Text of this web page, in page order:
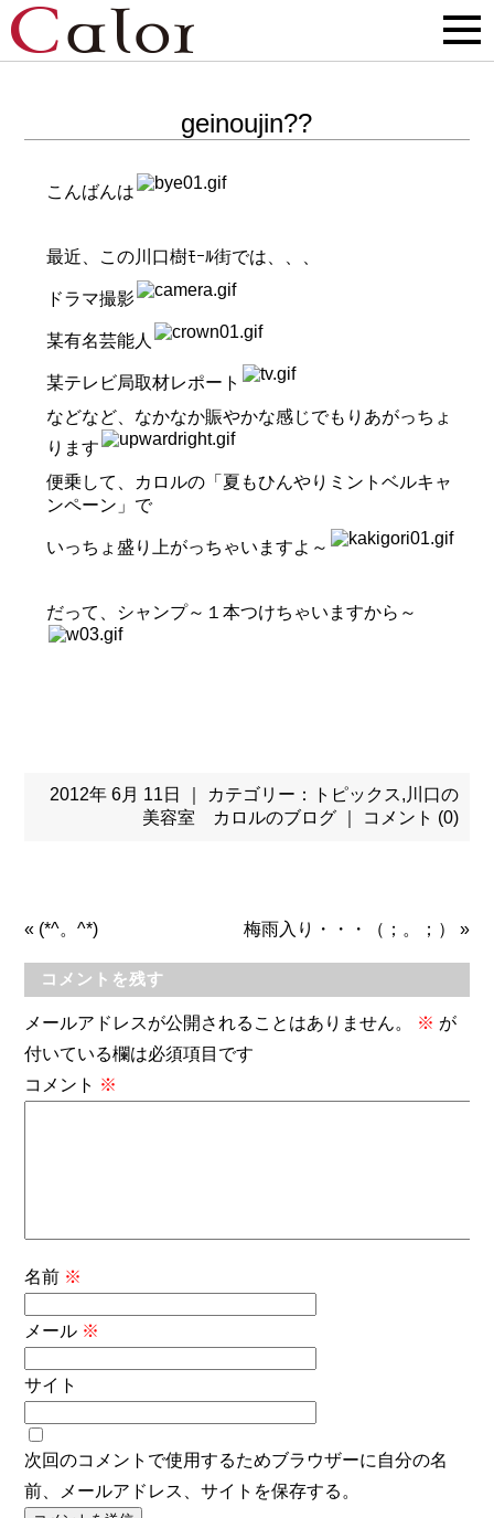
geinoujin??
こんばんは
最近、この川口樹ﾓｰﾙ街では、、、
ドラマ撮影
某有名芸能人
某テレビ局取材レポート
などなど、なかなか賑やかな感じでもりあがっちょ
ります
便乗して、カロルの「夏もひんやりミントベルキャ
ンペーン」で
いっちょ盛り上がっちゃいますよ～
だって、シャンプ～１本つけちゃいますから～
2012年 6月 11日 ｜ カテゴリー： トピックス, 川口の
美容室 カロルのブログ｜ コメント (0)
« (*^。^*) 梅雨入り・・・（；。；） »
コメントを残す
メールアドレスが公開されることはありません。 ※ が
付いている欄は必須項目です
コメント ※
名前 ※
メール ※
サイト
次回のコメントで使用するためブラウザーに自分の名
前、メールアドレス、サイトを保存する。